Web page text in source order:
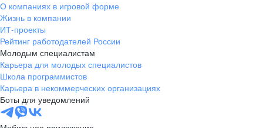
О компаниях в игровой форме
Жизнь в компании
ИТ-проекты
Рейтинг работодателей России
Молодым специалистам
Карьера для молодых специалистов
Школа программистов
Карьера в некоммерческих организациях
Боты для уведомлений